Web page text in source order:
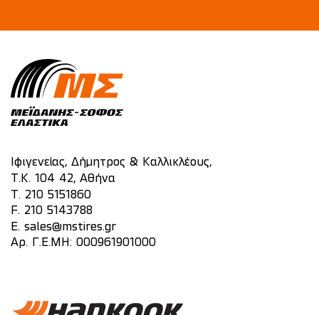
Ιφιγενείας, Δήμητρος & Καλλικλέους,
Τ.Κ. 104 42, Αθήνα
T. 210 5151860
F. 210 5143788
E. sales@mstires.gr
Αρ. Γ.Ε.ΜΗ: 000961901000